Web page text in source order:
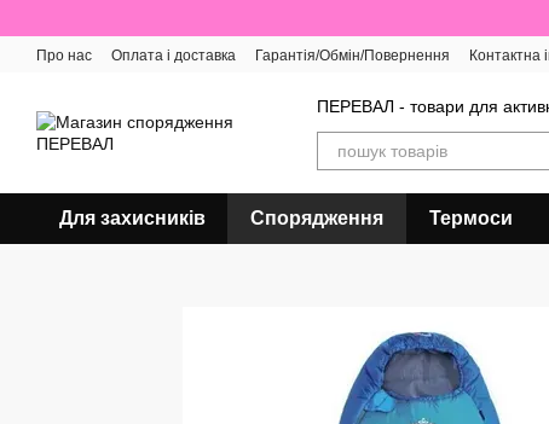
Про нас Оплата і доставка Гарантія/Обмін/Повернення Контактна
ПЕРЕВАЛ - товари для
Для захисників Спорядження Термоси